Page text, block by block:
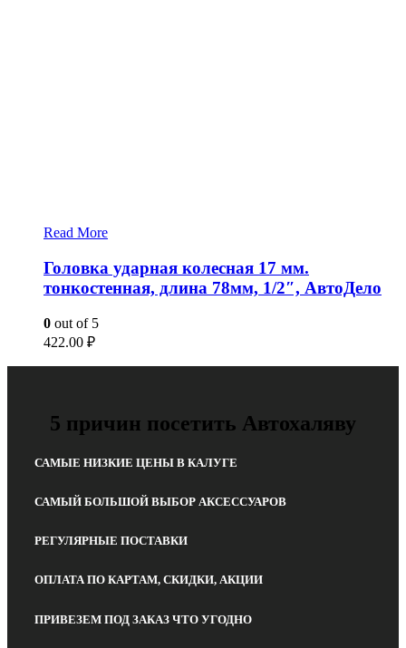
Read More
Головка ударная колесная 17 мм.
тонкостенная, длина 78мм, 1/2″, АвтоДело
0 out of 5
422.00 ₽
5 причин посетить Автохаляву
САМЫЕ НИЗКИЕ ЦЕНЫ В КАЛУГЕ
САМЫЙ БОЛЬШОЙ ВЫБОР АКСЕССУАРОВ
РЕГУЛЯРНЫЕ ПОСТАВКИ
ОПЛАТА ПО КАРТАМ, СКИДКИ, АКЦИИ
ПРИВЕЗЕМ ПОД ЗАКАЗ ЧТО УГОДНО